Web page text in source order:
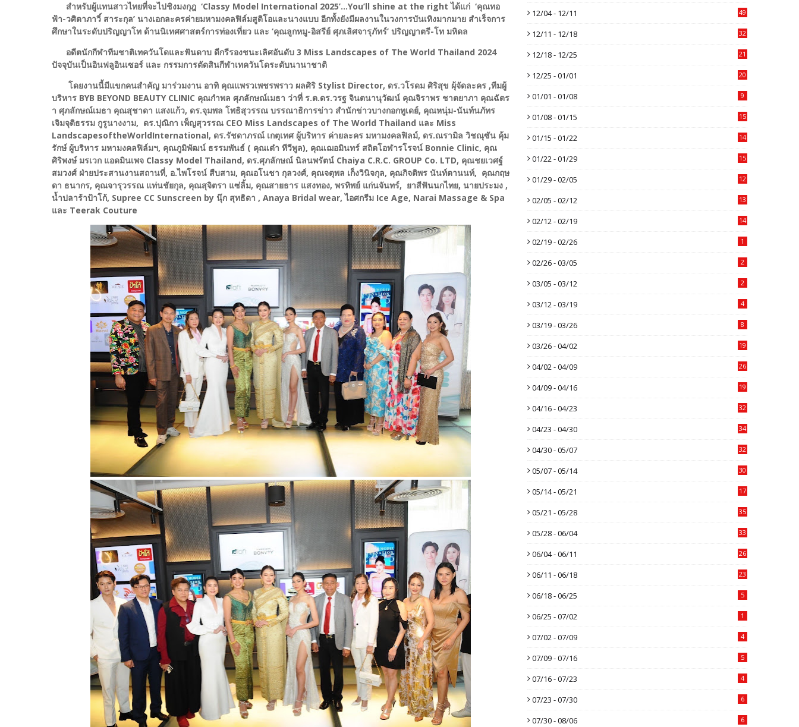
สำหรับผู้แทนสาวไทยที่จะไปชิงมงกุฎ ‘Classy Model International 2025’…You’ll shine at the right ได้แก่ ‘คุณทอ
ฟ้า-วศิตาภาวิ์ สาระกุล’ นางเอกละครค่ายมหามงคลฟิล์มสูติโอและนางแบบ อีกทั้งยังมีผลงานในวงการบันเทิงมากมาย สำเร็จการ
ศึกษาในระดับปริญญาโท ด้านนิเทศศาสตร์การท่องเที่ยว และ ‘คุณลูกหมู-อิสรีย์ ศุภเลิศจารุภัทร์’ ปริญญาตรี-โท มหิดล
อดีตนักกีฬาทีมชาติเทควันโดและฟันดาบ ดีกรีรองชนะเลิศอันดับ 3 Miss Landscapes of The World Thailand 2024
ปัจจุบันเป็นอินฟลูอินเซอร์ และ กรรมการตัดสินกีฬาเทควันโดระดับนานาชาติ
โดยงานนี้มีแขกคนสำคัญ มาร่วมงาน อาทิ คุณแพรวเพชรพราว ผลศิริ Stylist Director, ดร.วโรดม ศิริสุข ผุ้จัดละคร ,ทีมผู้
บริหาร BYB BEYOND BEAUTY CLINIC คุณกำพล ศุภลักษณ์เมธา ว่าที่ ร.ต.ดร.วรฐ จินตนานุวัฒน์ คุณจิราพร ชาตยาภา คุณฉัตร
า ศุภลักษณ์เมธา คุณสุชาดา แสงแก้ว, ดร.จุมพล โพธิสุวรรณ บรรณาธิการข่าว สำนักข่าวบางกอกทูเดย์, คุณหนุ่ม-นันท์นภัทร
เจิมจุติธรรม กูรูนางงาม, ดร.ปุณิกา เพ็ญสุวรรณ CEO Miss Landscapes of The World Thailand และ Miss
LandscapesoftheWorldInternational, ดร.รัชดาภรณ์ เกตุเทศ ผู้บริหาร ค่ายละคร มหามงคลฟิลม์, ดร.ณรามิล วิชณุซัน คุ้ม
รักษ์ ผู้บริหาร มหามงคลฟิล์มฯ, คุณภูมิพัฒน์ ธรรมพันธ์ ( คุณเต๋า ทีวีพูล), คุณเฌอมินทร์ สถิตโอฬารโรจน์ Bonnie Clinic, คุณ
ศิริพงษ์ มรเวก แอดมินเพจ Classy Model Thailand, ดร.ศุภลักษณ์ นิลนพรัตน์ Chaiya C.R.C. GROUP Co. LTD, คุณชยเวศฐ์
สมวงศ์ ฝ่ายประสานงานสถานที่, อ.ไพโรจน์ สืบสาม, คุณอโนชา กุลวงศ์, คุณจตุพล เก็งวินิจกุล, คุณกิจติพร นันท์ตานนท์, คุณกฤษ
ดา ธนากร, คุณจารุวรรณ แท่นชัยกุล, คุณสุจิตรา แซ่ลิ้ม, คุณสายธาร แสงทอง, พรทิพย์ แก่นจันทร์, ยาสีฟันนกไทย, นายประมง ,
น้ำปลาร้าป้าโก้, Supree CC Sunscreen by นุ๊ก สุทธิดา , Anaya Bridal wear, ไอศกรีม Ice Age, Narai Massage & Spa
และ Teerak Couture
12/04 - 12/11 49
12/11 - 12/18 32
12/18 - 12/25 21
12/25 - 01/01 20
01/01 - 01/08 9
01/08 - 01/15 15
01/15 - 01/22 14
01/22 - 01/29 15
01/29 - 02/05 12
02/05 - 02/12 13
02/12 - 02/19 14
02/19 - 02/26 1
02/26 - 03/05 2
03/05 - 03/12 2
03/12 - 03/19 4
03/19 - 03/26 8
03/26 - 04/02 19
04/02 - 04/09 26
04/09 - 04/16 19
04/16 - 04/23 32
04/23 - 04/30 34
04/30 - 05/07 32
05/07 - 05/14 30
05/14 - 05/21 17
05/21 - 05/28 35
05/28 - 06/04 33
06/04 - 06/11 26
06/11 - 06/18 23
06/18 - 06/25 5
06/25 - 07/02 1
07/02 - 07/09 4
07/09 - 07/16 5
07/16 - 07/23 4
07/23 - 07/30 6
07/30 - 08/06 6